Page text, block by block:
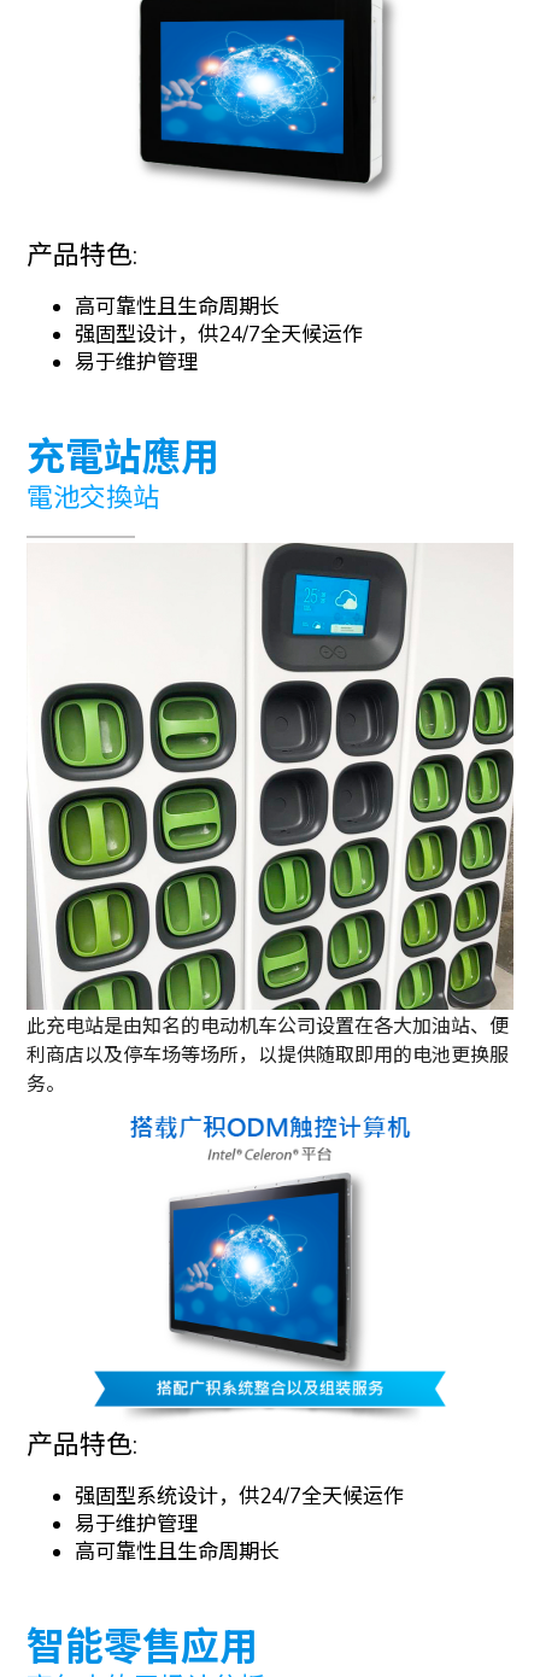
产品特色:
高可靠性且生命周期长
强固型设计，供24/7全天候运作
易于维护管理
充電站應用
電池交換站
此充电站是由知名的电动机车公司设置在各大加油站、便
利商店以及停车场等场所，以提供随取即用的电池更换服
务。
产品特色:
强固型系统设计，供24/7全天候运作
易于维护管理
高可靠性且生命周期长
智能零售应用